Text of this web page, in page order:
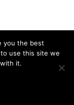
you the best
use this site we
it.